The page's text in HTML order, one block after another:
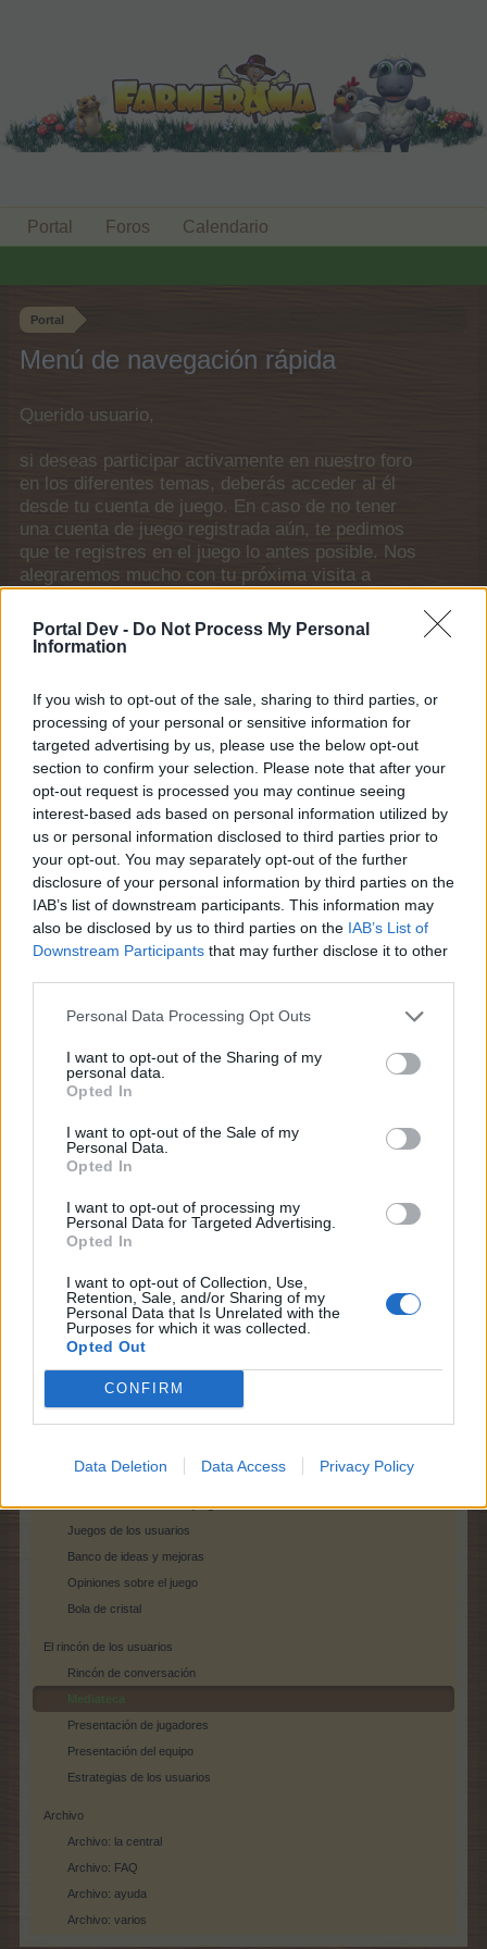
Portal Dev - Do Not Process My Personal
Information
If you wish to opt-out of the sale, sharing to third parties, or
processing of your personal or sensitive information for
targeted advertising by us, please use the below opt-out
section to confirm your selection. Please note that after your
opt-out request is processed you may continue seeing
interest-based ads based on personal information utilized by
us or personal information disclosed to third parties prior to
your opt-out. You may separately opt-out of the further
disclosure of your personal information by third parties on the
IAB’s list of downstream participants. This information may
also be disclosed by us to third parties on the IAB’s List of
Downstream Participants that may further disclose it to other
Personal Data Processing Opt Outs
I want to opt-out of the Sharing of my
personal data.
Opted In
I want to opt-out of the Sale of my
Personal Data.
Opted In
I want to opt-out of processing my
Personal Data for Targeted Advertising.
Opted In
I want to opt-out of Collection, Use,
Retention, Sale, and/or Sharing of my
Personal Data that Is Unrelated with the
Purposes for which it was collected.
Opted Out
CONFIRM
Data Deletion Data Access Privacy Policy
Portal
Menú de navegación rápida
Querido usuario,
si deseas participar activamente en nuestro foro
en los diferentes temas, deberás acceder al él
desde tu cuenta de juego. En caso de no tener
una cuenta de juego registrada aún, te pedimos
que te registres en el juego lo antes posible. Nos
alegraremos mucho con tu próxima visita a
Enlaces generales
Foros
Miembros destacados
Actividad reciente
Accede o regístrate
Ayuda
Lista de foros
Normas de la casa
Normas de la casa
Anuncios oficiales
Anuncios técnicos
Acontecimientos
Blog del desarrollador
FAQ sobre el juego
Índice/Descripciones
FAQ de acontecimientos
FAQ técnicas
Ayuda
Cuestiones generales
Nuevos usuarios
Usuarios+Juego
Concursos oficiales de foro
Mesa redonda sobre el juego
Juegos de los usuarios
Banco de ideas y mejoras
Opiniones sobre el juego
Bola de cristal
El rincón de los usuarios
Rincón de conversación
Presentación de jugadores
Presentación del equipo
Estrategias de los usuarios
Archivo
Archivo: la central
Archivo: FAQ
Archivo: ayuda
Archivo: varios
Portal Foros Calendario